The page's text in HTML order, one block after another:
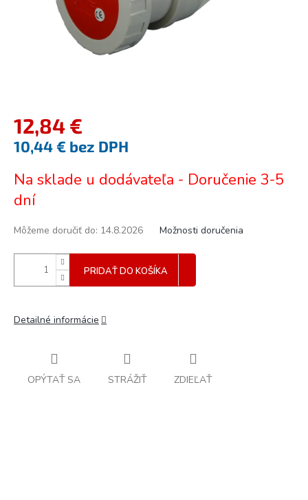
12,84 €
10,44 € bez DPH
cena:
Na sklade u dodávateľa - Doručenie 3-5
dní
Môžeme doručiť do: 14.8.2026 Možnosti doručenia
PRIDAŤ DO KOŠÍKA
Detailné informácie
OPÝTAŤ SA STRÁŽIŤ ZDIEĽAŤ